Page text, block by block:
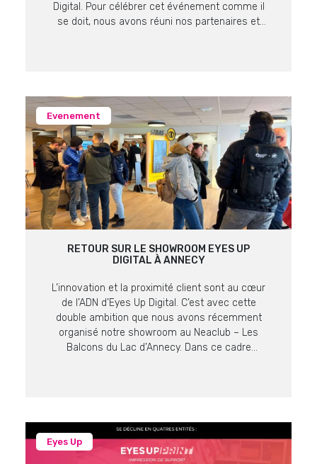
Digital. Pour célébrer cet événement comme il
se doit, nous avons réuni nos partenaires et
Evenement
RETOUR SUR LE SHOWROOM EYES UP
DIGITAL À ANNECY
L’innovation et la proximité client sont au cœur
de l’ADN d’Eyes Up Digital. C’est avec cette
double ambition que nous avons récemment
organisé notre showroom au Neaclub – Les
Balcons du Lac d’Annecy. Dans ce cadre
Eyes Up